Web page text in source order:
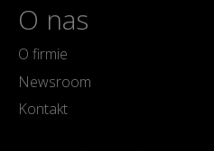
O nas
O firmie
Newsroom
Kontakt